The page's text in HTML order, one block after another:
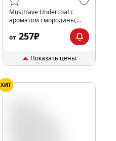
MustHave Undercoal с
ароматом смородины,
апельсина и винограда,
25 гр.
от 257₽
Показать цены
ХИТ